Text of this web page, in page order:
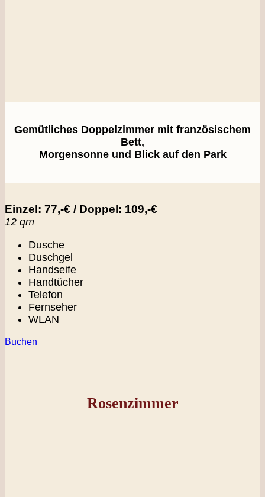
Gemütliches Doppelzimmer mit französischem
Bett,
Morgensonne und Blick auf den Park
Einzel: 77,-€ / Doppel: 109,-€
12 qm
Dusche
Duschgel
Handseife
Handtücher
Telefon
Fernseher
WLAN
Buchen
Rosenzimmer